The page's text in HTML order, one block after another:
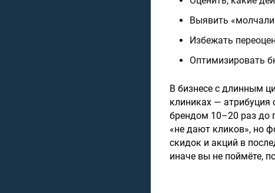
Выявить
Избежать
Оптимизировать
В бизнесе с длинным
клиниках — атрибуция
брендом 10–20 раз до
«не дают кликов», но
скидок и акций в
иначе вы не поймёте,